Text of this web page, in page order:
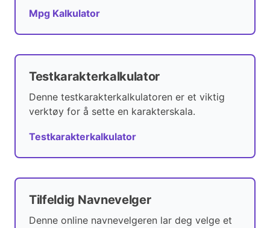
Mpg Kalkulator
Testkarakterkalkulator
Denne testkarakterkalkulatoren er et viktig
verktøy for å sette en karakterskala.
Testkarakterkalkulator
Tilfeldig Navnevelger
Denne online navnevelgeren lar deg velge et